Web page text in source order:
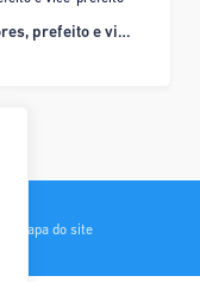
Câmara de Ribeirópolis empossa vereadores, prefeito e vice-prefeito
Mapa do site